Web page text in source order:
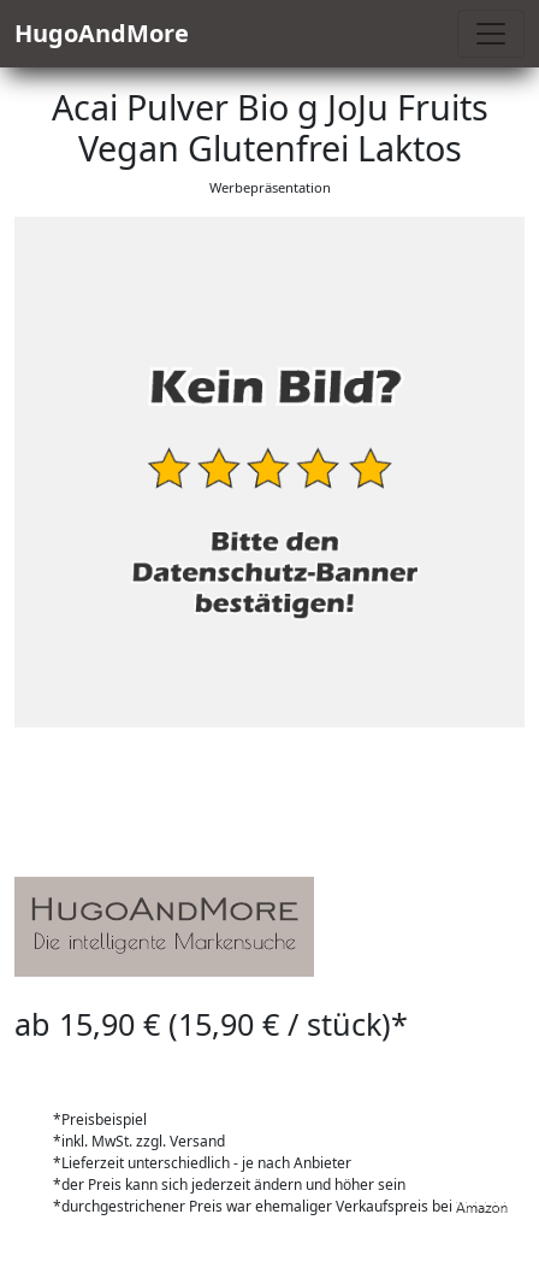
HugoAndMore
Acai Pulver Bio g JoJu Fruits
Vegan Glutenfrei Laktos
Werbepräsentation
ab 15,90 € (15,90 € / stück)*
*Preisbeispiel
*inkl. MwSt. zzgl. Versand
*Lieferzeit unterschiedlich - je nach Anbieter
*der Preis kann sich jederzeit ändern und höher sein
*durchgestrichener Preis war ehemaliger Verkaufspreis bei